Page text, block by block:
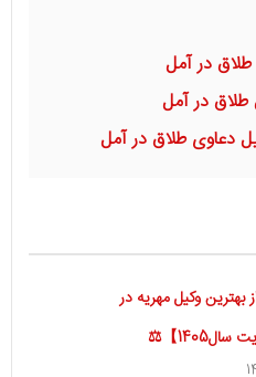
در آمل
طلاق در آمل
دعاوی طلاق در آمل
تا از بهترین وکیل مهریه در
】⚖️